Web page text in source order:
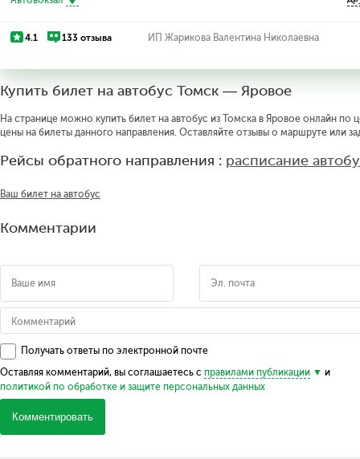
4.1 133 отзыва ИП Жарикова Валентина Николаевна
Купить билет на автобус Томск — Яровое
На странице можно купить билет на автобус из Томска в Яровое онлайн по
цены на билеты данного направления. Оставляйте отзывы о маршруте или
Рейсы обратного направления : расписание
Ваш билет на автобус
Комментарии
Получать ответы по электронной почте
Оставляя комментарий, вы соглашаетесь с правилами публикации
и
политикой по обработке и защите персональных данных
Комментировать